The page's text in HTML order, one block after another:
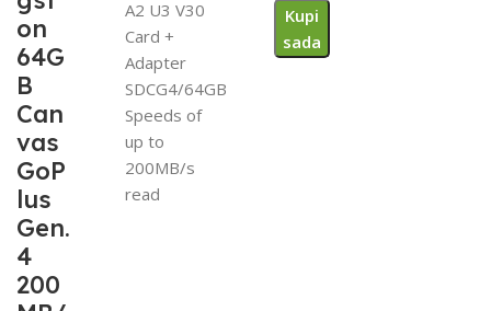
on
64G
B
Can
vas
GoP
lus
Gen.
4
200
A2 U3 V30
Card +
Adapter
SDCG4/64GB
Speeds of
up to
200MB/s
read
Kupi
sada